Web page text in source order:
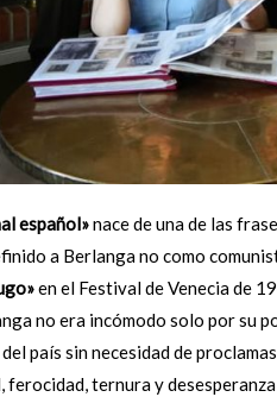
español»nace de una de las
a Berlanga no como
en el Festival de Venecia de
no era incómodo solo por su
país sin necesidad de
ferocidad, ternura y